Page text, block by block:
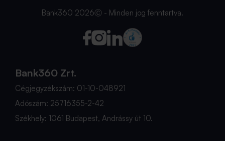
Bank360 2026Ⓒ - Minden jog fenntartva.
Bank360 Zrt.
Cégjegyzékszám: 01-10-048921
Adószám: 25716355-2-42
Székhely: 1061 Budapest, Andrássy út 10.